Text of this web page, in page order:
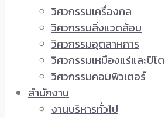
วิศวกรรมเครื่องกล
วิศวกรรมสิ่งแวดล้อม
วิศวกรรมอุตสาหการ
วิศวกรรมเหมืองแร่และปิโ
วิศวกรรมคอมพิวเตอร์
สำนักงาน
งานบริหารทั่วไป